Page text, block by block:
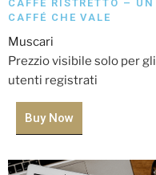
CAFFÉ RISTRETTO – UN
CAFFÉ CHE VALE
Muscari
Prezzio visibile solo per gli
utenti registrati
Buy Now